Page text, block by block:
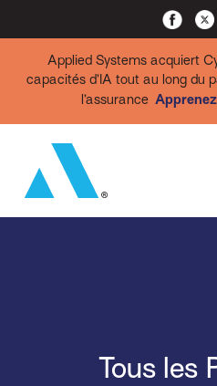
Applied Systems acquiert
capacités d’IA tout au long du
l’assurance
Tous les